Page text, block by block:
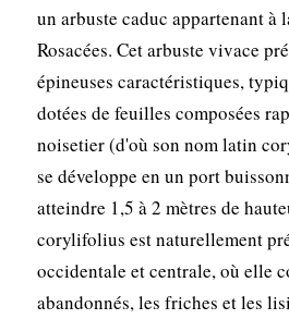
un arbuste caduc appartenant à
Rosacées. Cet arbuste vivace
épineuses caractéristiques,
dotées de feuilles composées
noisetier (d'où son nom latin
se développe en un port
atteindre 1,5 à 2 mètres de
corylifolius est naturellement
occidentale et centrale, où elle
abandonnés, les friches et les